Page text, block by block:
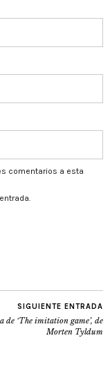
comentarios a esta
SIGUIENTE ENTRADA
de ‘The imitation game’, de
Morten Tyldum